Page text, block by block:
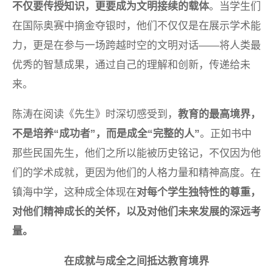
不仅要传授知识，更要成为文明接续的载体。当学生们
在国际奥赛中摘金夺银时，他们不仅仅是在展示学术能
力，更是在参与一场跨越时空的文明对话——将人类最
优秀的智慧成果，通过自己的理解和创新，传递给未
来。
陈涛在阅读《先生》时深切感受到， 教育的最高境界，
不是培养“成功者”，而是成全“完整的人”。正如书中
那些民国先生，他们之所以能被历史铭记，不仅因为他
们的学术成就，更因为他们的人格力量和精神高度。在
镇海中学，这种成全体现在对每个学生独特性的尊重，
对他们精神成长的关怀，以及对他们未来发展的深远考
量。
在成就与成全之间抵达教育境界